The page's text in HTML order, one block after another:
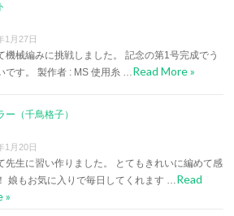
1月27日
機械編みに挑戦しました。 記念の第1号完成でう
です。 製作者 : MS 使用糸 …Read More »
ー（千鳥格子）
1月20日
先生に習い作りました。 とてもきれいに編めて感
娘もお気に入りで毎日してくれます …Read
»